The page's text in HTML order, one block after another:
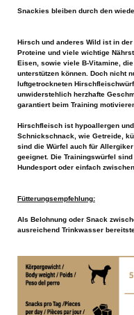
Snackies bleiben durch den
Hirsch und anderes Wild ist in
Proteine und viele wichtige
Eisen, sowie viele B-Vitamine,
unterstützen können. Doch nicht
luftgetrockneten
unwiderstehlich herzhafte
garantiert beim Training
Hirschfleisch ist hypoallergen
Schnickschnack, wie Getreide,
sind die Würfel auch für
geeignet. Die Trainingswürfel
Hundesport oder einfach
Fütterungsempfehlung:
Als Belohnung oder Snack
ausreichend Trinkwasser